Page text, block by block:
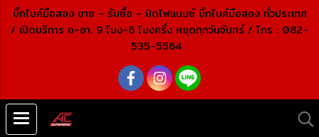
บิ๊กไบค์มือสอง ขาย - รับซื้อ - ปิดไฟแนนซ์ บิ๊กไบค์มือสอง ทั่วประเทศ
/ เปิดบริการ อ-อา. 9 โมง-6 โมงครึ่ง หยุดทุกวันจันทร์ / โทร : 082-
535-5564